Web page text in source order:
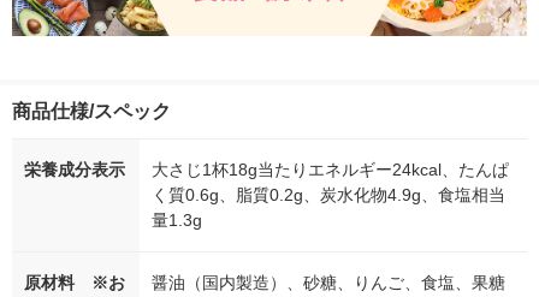
商品仕様/スペック
栄養成分表示
大さじ1杯18g当たりエネルギー24kcal、たんぱ
く質0.6g、脂質0.2g、炭水化物4.9g、食塩相当
量1.3g
原材料 ※お
醤油（国内製造）、砂糖、りんご、食塩、果糖